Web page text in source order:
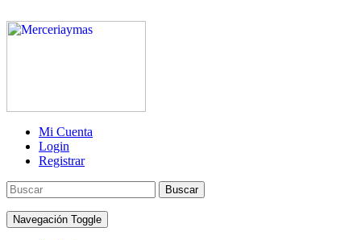
Mi Cuenta
Login
Registrar
Buscar
Navegación Toggle